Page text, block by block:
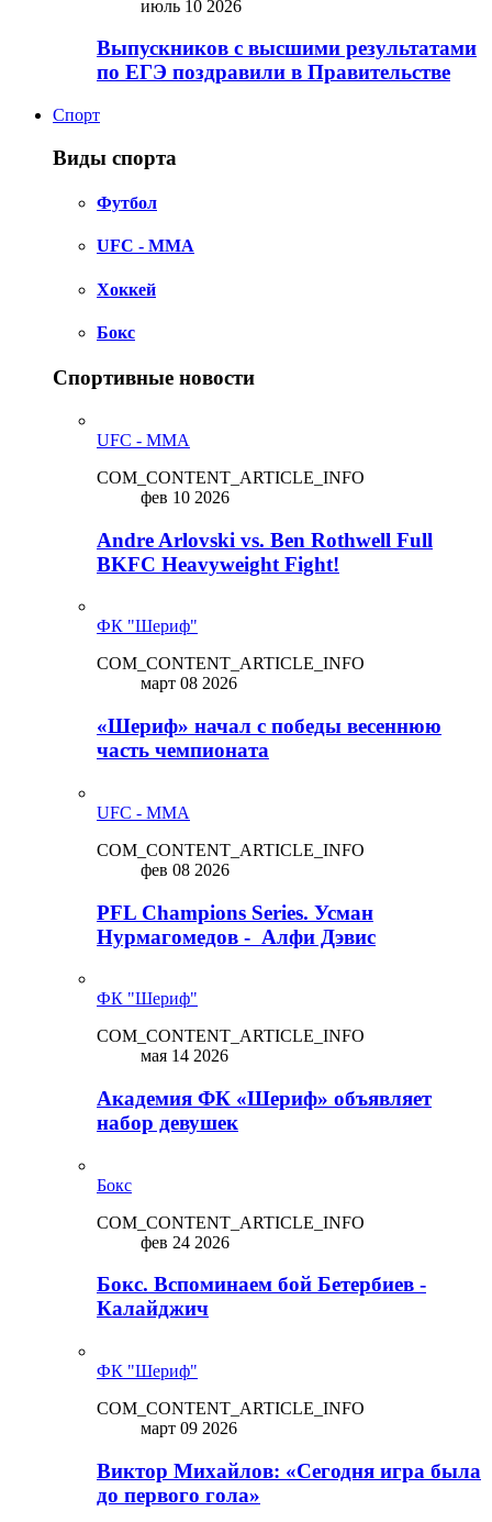
июль 10 2026
Выпускников с высшими результатами
по ЕГЭ поздравили в Правительстве
Спорт
Виды спорта
Футбол
UFC - MMA
Хоккей
Бокс
Спортивные новости
UFC - MMA
COM_CONTENT_ARTICLE_INFO
фев 10 2026
Andre Arlovski vs. Ben Rothwell Full
BKFC Heavyweight Fight!
ФК "Шериф"
COM_CONTENT_ARTICLE_INFO
март 08 2026
«Шериф» начал с победы весеннюю
часть чемпионата
UFC - MMA
COM_CONTENT_ARTICLE_INFO
фев 08 2026
PFL Champions Series. Усман
Нурмагомедов - Алфи Дэвис
ФК "Шериф"
COM_CONTENT_ARTICLE_INFO
мая 14 2026
Академия ФК «Шериф» объявляет
набор девушек
Бокс
COM_CONTENT_ARTICLE_INFO
фев 24 2026
Бокс. Вспоминаем бой Бетербиев -
Калайджич
ФК "Шериф"
COM_CONTENT_ARTICLE_INFO
март 09 2026
Виктор Михайлов: «Сегодня игра была
до первого гола»